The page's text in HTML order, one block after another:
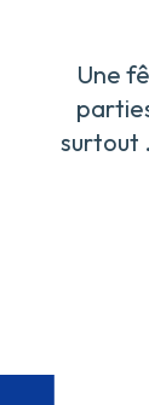
Une
surtout